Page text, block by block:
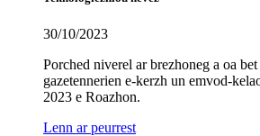
30/10/2023
Porched niverel ar brezhoneg a oa
gazetennerien e-kerzh un emvod-
2023 e Roazhon.
Lenn ar peurrest